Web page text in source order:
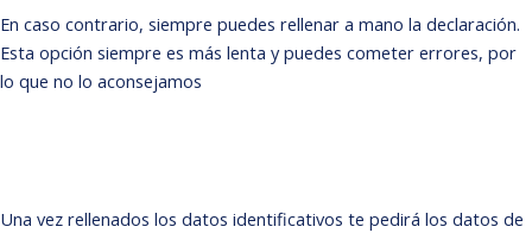
En caso contrario, siempre puedes rellenar a mano la declaración.
Esta opción siempre es más lenta y puedes cometer errores, por
lo que no lo aconsejamos
Una vez rellenados los datos identificativos te pedirá los datos de